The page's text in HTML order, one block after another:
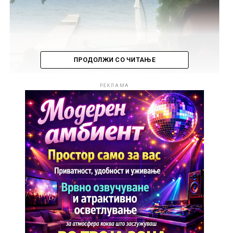
Иако не сподели многу детали, статусот што го
објави предизвика бројни реакции и шпекулации.
Некои фанови веруваат дека станува збор за целосно
нова песна, додека други, според содржината на
објавата, се сомневаат дека Петрески снима
ПРОДОЛЖИ СО ЧИТАЊЕ
РЕКЛАМА